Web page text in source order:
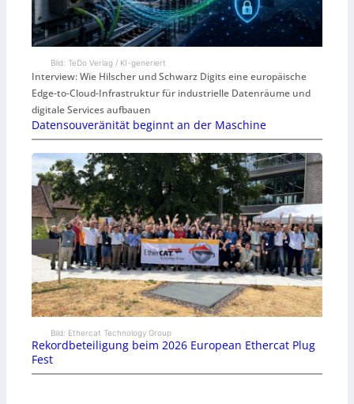
Bild: TeDo Verlag / KI-generiert
Interview: Wie Hilscher und Schwarz Digits eine europäische
Edge-to-Cloud-Infrastruktur für industrielle Datenräume und
digitale Services aufbauen
Datensouveränität beginnt an der Maschine
Bild: Ethercat Technology Group
Rekordbeteiligung beim 2026 European Ethercat Plug
Fest